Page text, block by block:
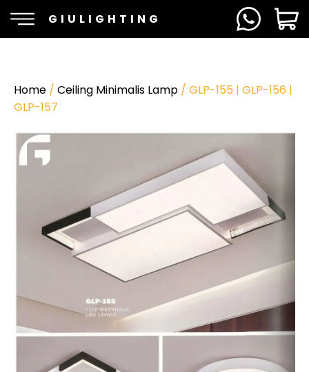
GIULIGHTING
Home / Ceiling Minimalis Lamp / GLP-155 | GLP-156 |
GLP-157